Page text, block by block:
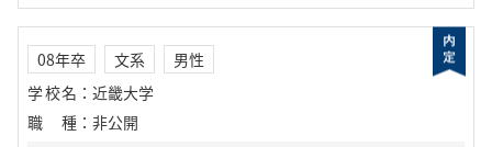
08年卒 文系
男性
学校名 ： 近畿大学
職種 ： 非公開